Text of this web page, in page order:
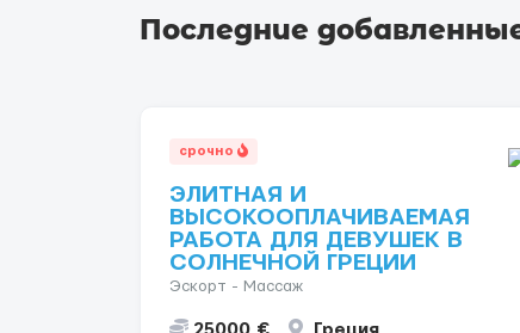
Последние
срочно
ЭЛИТНАЯ И
ВЫСОКООПЛАЧИВАЕМАЯ
РАБОТА ДЛЯ ДЕВУШЕК В
СОЛНЕЧНОЙ ГРЕЦИИ
Эскорт - Массаж